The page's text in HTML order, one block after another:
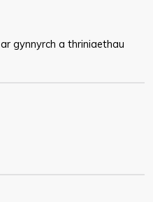
ar gynnyrch a thriniaethau​